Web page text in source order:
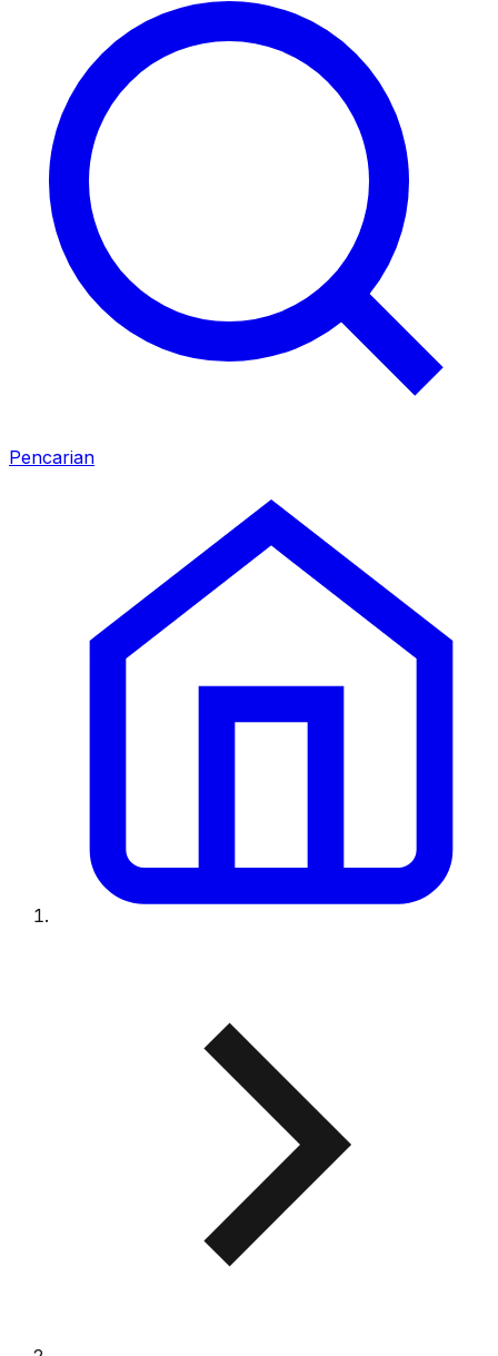
Pencarian